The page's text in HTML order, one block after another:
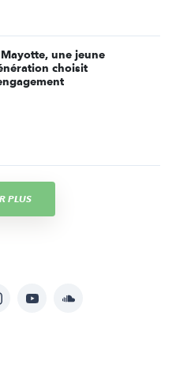
une jeune
choisit
PLUS
YouTubeSoundcloud